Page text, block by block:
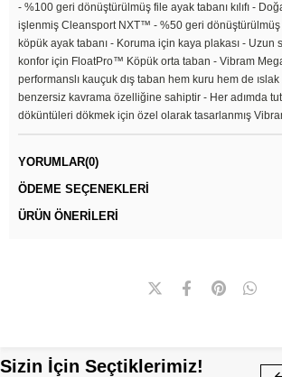
- %100 geri dönüştürülmüş file ayak tabanı kılıfı -
işlenmiş Cleansport NXT™ - %50 geri dönüştürülmüş
köpük ayak tabanı - Koruma için kaya plakası - Uzun
konfor için FloatPro™ Köpük orta taban - Vibram
performanslı kauçuk dış taban hem kuru hem de
benzersiz kavrama özelliğine sahiptir - Her adımda
döküntüleri dökmek için özel olarak tasarlanmış
YORUMLAR(0)
ÖDEME SEÇENEKLERI
ÜRÜN ÖNERILERI
Sizin İçin Seçtiklerimiz!